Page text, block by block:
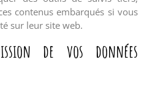
contenus embarqués si vous
sur leur site web.
de vos données